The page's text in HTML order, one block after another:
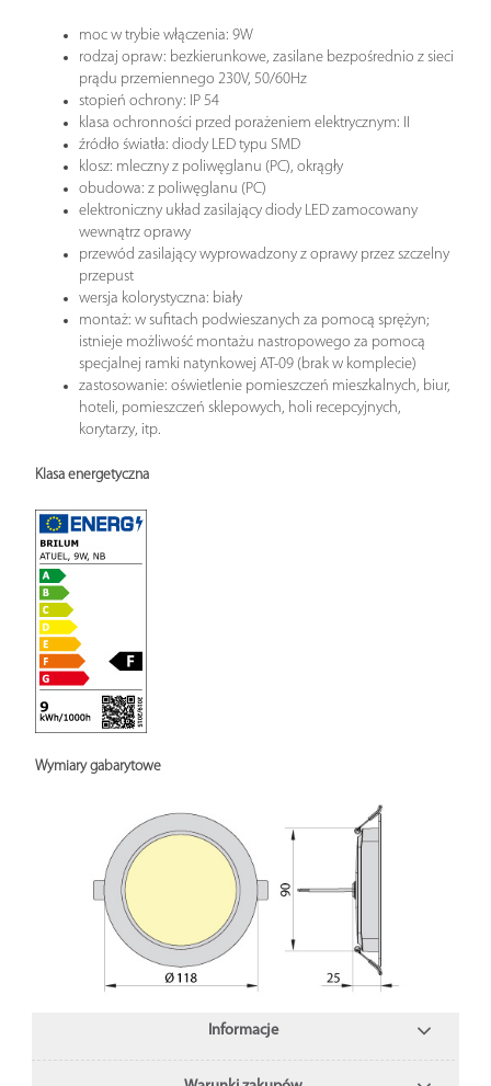
moc w trybie włączenia: 9W
rodzaj opraw: bezkierunkowe, zasilane bezpośrednio z sieci
prądu przemiennego 230V, 50/60Hz
stopień ochrony: IP 54
klasa ochronności przed porażeniem elektrycznym: II
źródło światła: diody LED typu SMD
klosz: mleczny z poliwęglanu (PC), okrągły
obudowa: z poliwęglanu (PC)
elektroniczny układ zasilający diody LED zamocowany
wewnątrz oprawy
przewód zasilający wyprowadzony z oprawy przez szczelny
przepust
wersja kolorystyczna: biały
montaż: w sufitach podwieszanych za pomocą sprężyn;
istnieje możliwość montażu nastropowego za pomocą
specjalnej ramki natynkowej AT-09 (brak w komplecie)
zastosowanie: oświetlenie pomieszczeń mieszkalnych, biur,
hoteli, pomieszczeń sklepowych, holi recepcyjnych,
korytarzy, itp.
Klasa energetyczna
Wymiary gabarytowe
Informacje